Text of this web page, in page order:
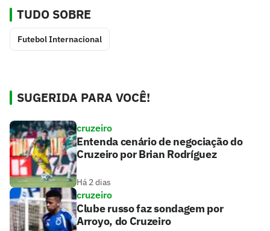
TUDO SOBRE
Futebol Internacional
SUGERIDA PARA VOCÊ!
cruzeiro
Entenda cenário de negociação do
Cruzeiro por Brian Rodríguez
Há 2 dias
cruzeiro
Clube russo faz sondagem por
Arroyo, do Cruzeiro